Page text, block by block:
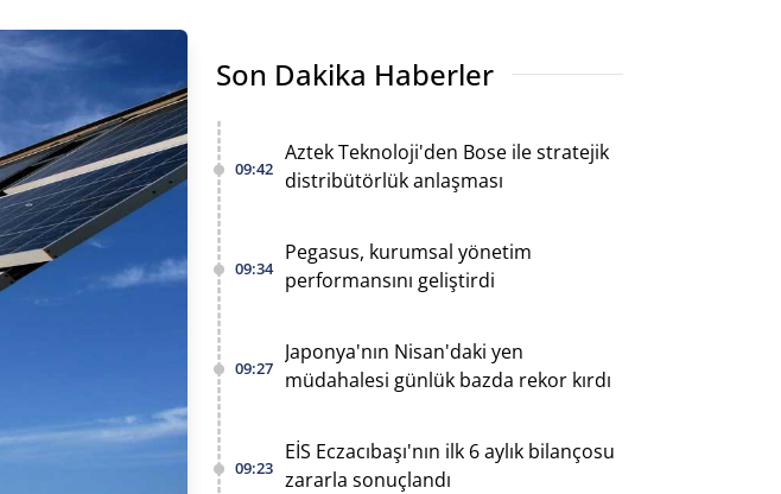
Son Dakika Haberler
09:42
Aztek Teknoloji'den Bose ile stratejik
distribütörlük anlaşması
09:34
Pegasus, kurumsal yönetim
performansını geliştirdi
09:27
Japonya'nın Nisan'daki yen
müdahalesi günlük bazda rekor kırdı
09:23
EİS Eczacıbaşı'nın ilk 6 aylık bilançosu
zararla sonuçlandı